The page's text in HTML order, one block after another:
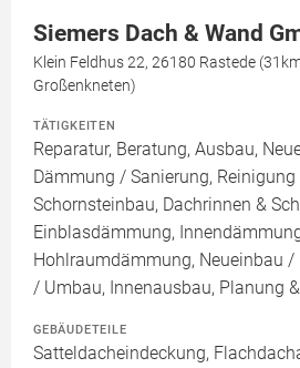
Siemers Dach & Wand
Klein Feldhus 22, 26180 Rastede
Großenkneten)
TÄTIGKEITEN
Reparatur, Beratung, Ausbau,
Dämmung / Sanierung,
Schornsteinbau, Dachrinnen &
Einblasdämmung,
Hohlraumdämmung, Neueinbau /
/ Umbau, Innenausbau, Planung
GEBÄUDETEILE
Satteldacheindeckung,